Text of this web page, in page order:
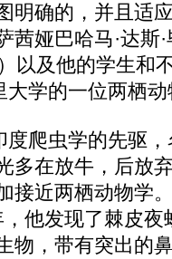
确的，并且适
茜娅巴哈马·达斯
以及他的学生和
学的一位两栖
爬虫学的先驱，
多在放牛，后放
接近两栖动物学
他发现了棘皮
物，带有突出的